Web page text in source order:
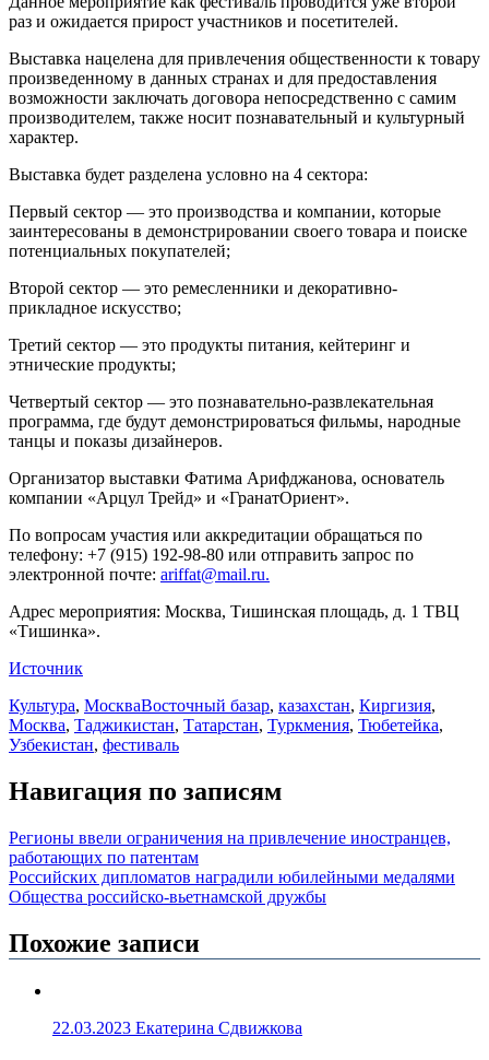
раз и ожидается прирост участников и посетителей.
Выставка нацелена для привлечения общественности к товару
произведенному в данных странах и для предоставления
возможности заключать договора непосредственно с самим
производителем, также носит познавательный и культурный
характер.
Выставка будет разделена условно на 4 сектора:
Первый сектор — это производства и компании, которые
заинтересованы в демонстрировании своего товара и поиске
потенциальных покупателей;
Второй сектор — это ремесленники и декоративно-
прикладное искусство;
Третий сектор — это продукты питания, кейтеринг и
этнические продукты;
Четвертый сектор — это познавательно-развлекательная
программа, где будут демонстрироваться фильмы, народные
танцы и показы дизайнеров.
Организатор выставки Фатима Арифджанова, основатель
компании «Арцул Трейд» и «ГранатОриент».
По вопросам участия или аккредитации обращаться по
телефону: +7 (915) 192-98-80 или отправить запрос по
электронной почте: ariffat@mail.ru.
Адрес мероприятия: Москва, Тишинская площадь, д. 1 ТВЦ
«Тишинка».
Источник
Культура, МоскваВосточный базар, казахстан, Киргизия,
Москва, Таджикистан, Татарстан, Туркмения, Тюбетейка,
Узбекистан, фестиваль
Навигация по записям
Регионы ввели ограничения на привлечение иностранцев,
работающих по патентам
Российских дипломатов наградили юбилейными медалями
Общества российско-вьетнамской дружбы
Похожие записи
22.03.2023 Екатерина Сдвижкова